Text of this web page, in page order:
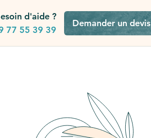
d'aide ?
77 55 39 39
Demander un devis